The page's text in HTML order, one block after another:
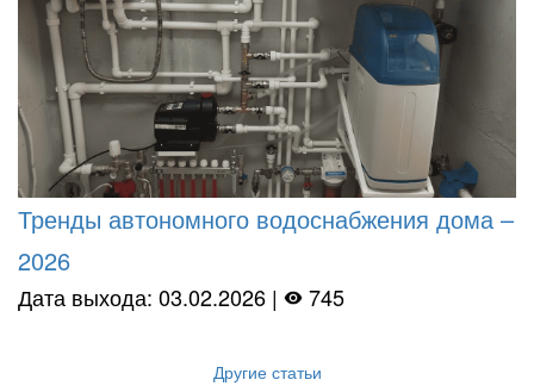
Тренды автономного водоснабжения дома –
2026
Дата выхода: 03.02.2026 | 745
Другие статьи